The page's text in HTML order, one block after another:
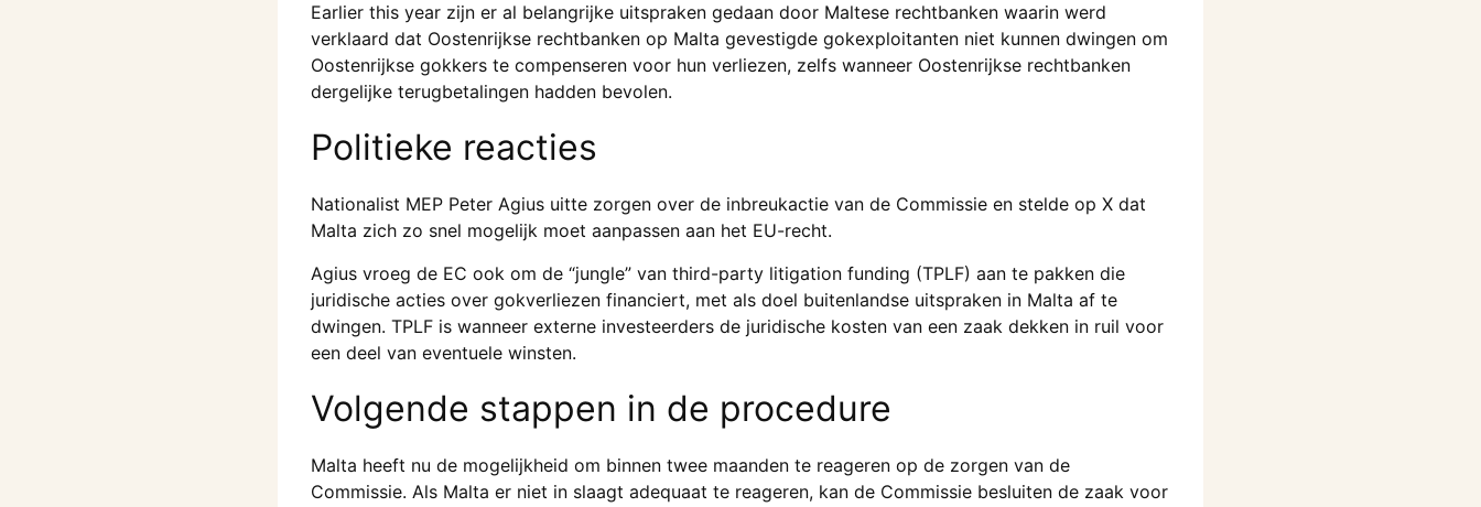
Earlier this year zijn er al belangrijke uitspraken gedaan door Maltese rechtbanken waarin werd
verklaard dat Oostenrijkse rechtbanken op Malta gevestigde gokexploitanten niet kunnen dwingen om
Oostenrijkse gokkers te compenseren voor hun verliezen, zelfs wanneer Oostenrijkse rechtbanken
dergelijke terugbetalingen hadden bevolen.
Politieke reacties
Nationalist MEP Peter Agius uitte zorgen over de inbreukactie van de Commissie en stelde op X dat
Malta zich zo snel mogelijk moet aanpassen aan het EU-recht.
Agius vroeg de EC ook om de “jungle” van third-party litigation funding (TPLF) aan te pakken die
juridische acties over gokverliezen financiert, met als doel buitenlandse uitspraken in Malta af te
dwingen. TPLF is wanneer externe investeerders de juridische kosten van een zaak dekken in ruil voor
een deel van eventuele winsten.
Volgende stappen in de procedure
Malta heeft nu de mogelijkheid om binnen twee maanden te reageren op de zorgen van de
Commissie. Als Malta er niet in slaagt adequaat te reageren, kan de Commissie besluiten de zaak voor